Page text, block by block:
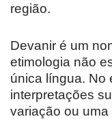
região.
Devanir é um
etimologia não
única língua. No
interpretações
variação ou